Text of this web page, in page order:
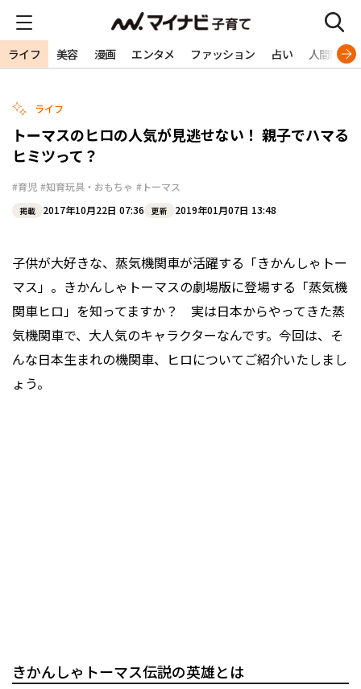
ライフ 美容 漫画 エンタメ ファッション 占い 人間関係
ライフ
トーマスのヒロの人気が見逃せない！ 親子でハマる
ヒミツって？
#育児 #知育玩具・おもちゃ #トーマス
掲載 2017年10月22日 07:36 更新 2019年01月07日 13:48
子供が大好きな、蒸気機関車が活躍する「きかんしゃトー
マス」。きかんしゃトーマスの劇場版に登場する「蒸気機
関車ヒロ」を知ってますか？ 実は日本からやってきた蒸
気機関車で、大人気のキャラクターなんです。今回は、そ
んな日本生まれの機関車、ヒロについてご紹介いたしまし
ょう。
きかんしゃトーマス伝説の英雄とは